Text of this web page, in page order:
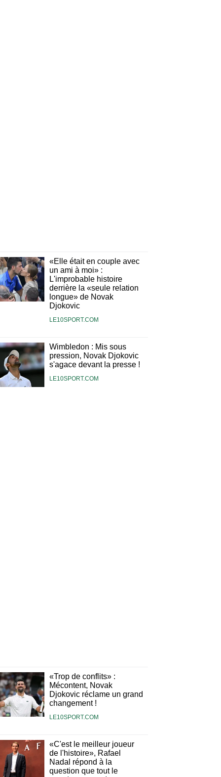
«Elle était en couple avec
un ami à moi» :
L'improbable histoire
derrière la «seule relation
longue» de Novak
Djokovic
LE10SPORT.COM
Wimbledon : Mis sous
pression, Novak Djokovic
s'agace devant la presse !
LE10SPORT.COM
«Trop de conflits» :
Mécontent, Novak
Djokovic réclame un grand
changement !
LE10SPORT.COM
«C'est le meilleur joueur
de l'histoire», Rafael
Nadal répond à la
question que tout le